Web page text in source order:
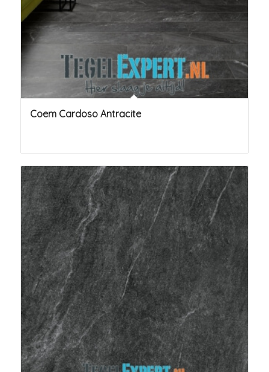
Coem Cardoso Antracite